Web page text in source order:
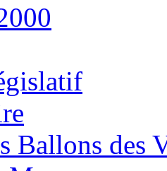
Ballons des